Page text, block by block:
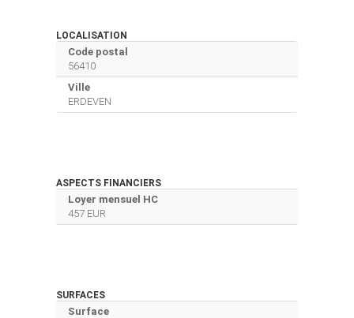
LOCALISATION
Code postal
56410
Ville
ERDEVEN
ASPECTS FINANCIERS
Loyer mensuel HC
457 EUR
SURFACES
Surface